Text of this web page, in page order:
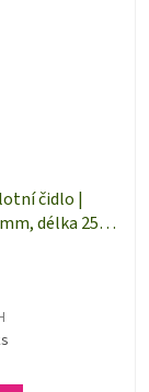
čidlo |
délka 250
typu "K"